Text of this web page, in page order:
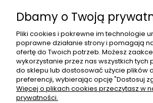
INFORMACJE
MOJE KONTO
Dbamy o Twoją
Pliki cookies i pokrewne im technologie
poprawne działanie strony i pomagają
ofertę do Twoich potrzeb. Możesz
wykorzystanie przez nas wszystkich tych
do sklepu lub dostosować użycie plików
preferencji, wybierając opcję "Dostosuj
Więcej o plikach cookies przeczytasz w
prywatności.